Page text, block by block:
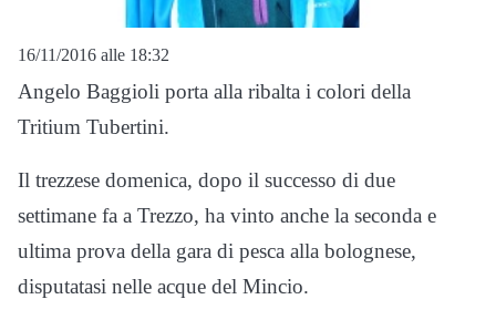
16/11/2016 alle 18:32
Angelo Baggioli porta alla ribalta i colori della
Tritium Tubertini.
Il trezzese domenica, dopo il successo di due
settimane fa a Trezzo, ha vinto anche la seconda e
ultima prova della gara di pesca alla bolognese,
disputatasi nelle acque del Mincio.